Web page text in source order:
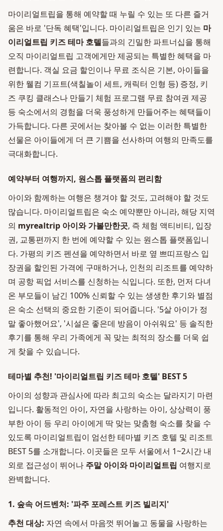
마이리얼트립을 통해 예약할 때 누릴 수 있는 또 다른 즐거
움은 바로 '단독 혜택'입니다. 마이리얼트립은 인기 있는 마
이리얼트립 키즈 테마 호텔들과의 긴밀한 파트너십을 통해
오직 마이리얼트립 고객에게만 제공되는 특별한 혜택을 마
련합니다. 객실 요금 할인이나 무료 조식은 기본, 아이들을
위한 웰컴 기프트(색칠놀이 세트, 캐릭터 인형 등) 증정, 키
즈 쿠킹 클래스나 만들기 체험 프로그램 무료 참여권 제공
등 숙소에서의 경험을 더욱 풍성하게 만들어주는 혜택들이
가득합니다. 다른 곳에서는 찾아볼 수 없는 이러한 특별한
선물은 아이들에게 더 큰 기쁨을 선사하며 여행의 만족도를
극대화합니다.
예약부터 여행까지, 원스톱 플랫폼의 편리함
아이와 함께하는 여행은 챙겨야 할 것도, 고려해야 할 것도
많습니다. 마이리얼트립은 숙소 예약뿐만 아니라, 해당 지역
의 myrealtrip 아이와 가볼만한곳, 즉 체험 액티비티, 입장
권, 교통편까지 한 번에 예약할 수 있는 원스톱 플랫폼입니
다. 가평의 키즈 펜션을 예약하면서 바로 옆 쁘띠프랑스 입
장권을 할인된 가격에 구매하거나, 인천의 리조트를 예약하
며 공항 픽업 서비스를 신청하는 식입니다. 또한, 먼저 다녀
온 부모들이 남긴 100% 신뢰할 수 있는 생생한 후기와 별점
은 숙소 선택의 중요한 기준이 되어줍니다. '5살 아이가 정
말 좋아했어요', '시설은 좋은데 방음이 아쉬워요' 등 솔직한
후기를 통해 우리 가족에게 꼭 맞는 최적의 장소를 더욱 쉽
게 찾을 수 있습니다.
테마별 추천! '마이리얼트립 키즈 테마 호텔' BEST 5
아이의 성향과 관심사에 따라 최고의 숙소는 달라지기 마련
입니다. 활동적인 아이, 자연을 사랑하는 아이, 상상력이 풍
부한 아이 등 우리 아이에게 딱 맞는 맞춤형 숙소를 찾을 수
있도록 마이리얼트립이 엄선한 테마별 키즈 호텔 및 리조트
BEST 5를 소개합니다. 이곳들은 모두 서울에서 1~2시간 내
외로 접근성이 뛰어나 주말 아이와 마이리얼트립 여행지로
완벽합니다.
1. 숲속 어드벤처: '파주 포레스트 키즈 빌리지'
추천 대상: 자연 속에서 마음껏 뛰어놀고 동물을 사랑하는